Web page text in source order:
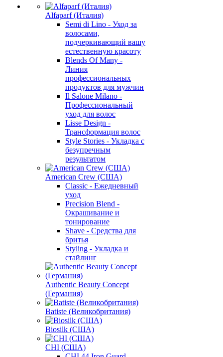
Alfaparf (Италия)
Semi di Lino - Уход за
волосами,
подчеркивающий вашу
естественную красоту
Blends Of Many -
Линия
профессиональных
продуктов для мужчин
Il Salone Milano -
Профессиональный
уход для волос
Lisse Design -
Трансформация волос
Style Stories - Укладка с
безупречным
результатом
American Crew (США)
Classic - Ежедневный
уход
Precision Blend -
Окрашивание и
тонирование
Shave - Средства для
бритья
Styling - Укладка и
стайлинг
Authentic Beauty Concept
(Германия)
Batiste (Великобритания)
Biosilk (США)
CHI (США)